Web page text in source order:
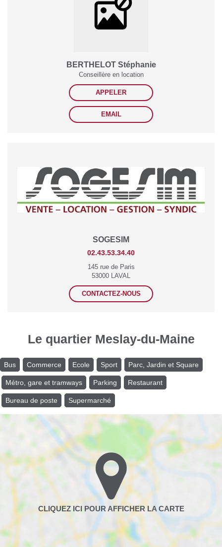
BERTHELOT Stéphanie
Conseillère en location
APPELER
EMAIL
SOGESIM
02.43.53.34.40
145 rue de Paris
53000 LAVAL
CONTACTEZ-NOUS
Le quartier Meslay-du-Maine
Bus Commerce Ecole Sport Parc, Jardin et Square
Métro, gare et tramways Parking Restaurant
Bureau de poste Supermarché